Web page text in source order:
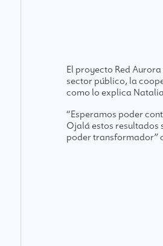
El proyecto Red
sector público, la
como lo explica
“Esperamos poder
Ojalá estos resultados
poder transformador”